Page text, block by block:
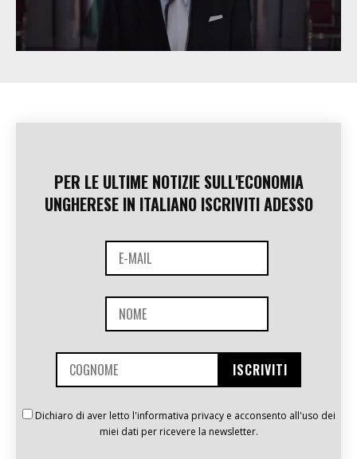
PER LE ULTIME NOTIZIE SULL'ECONOMIA
UNGHERESE IN ITALIANO ISCRIVITI ADESSO
Dichiaro di aver letto l'informativa privacy e acconsento all'uso dei
miei dati per ricevere la newsletter.